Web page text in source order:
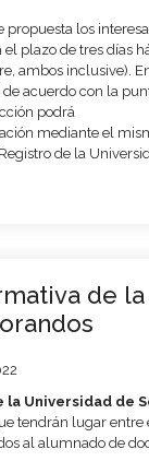
propuesta los
el plazo detres días
ambos inclusive).
de acuerdo con la
podrá
mediante el
de la
de
la Universidad de
tendrán lugar entre
al alumnado de